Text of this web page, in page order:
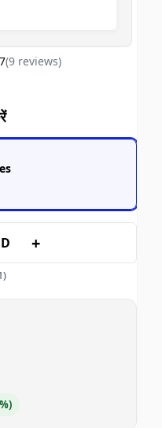
(9reviews)
+